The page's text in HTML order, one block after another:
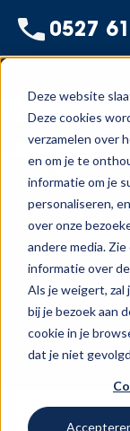
Deze website
Deze cookies
verzamelen over
en om je te
informatie om je
personaliseren,
over onze
andere media.
informatie over
Als je weigert,
bij je bezoek aan
cookie in je
dat je niet
0527
Home -